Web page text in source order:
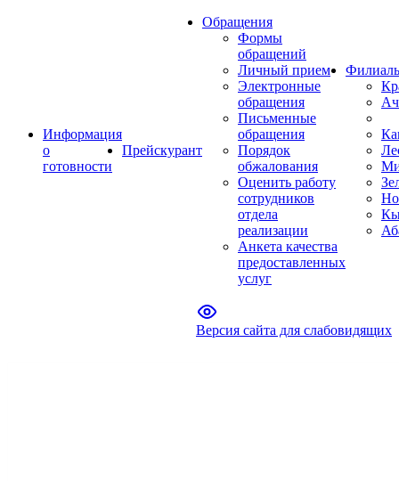
Информация
о
готовности
Прейскурант
Обращения
Формы
обращений
Личный прием
Электронные
обращения
Письменные
обращения
Порядок
обжалования
Оценить работу
сотрудников
отдела
реализации
Анкета качества
предоставленных
услуг
Версия сайта для слабовидящих